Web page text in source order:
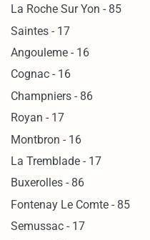
La Roche Sur Yon - 85
Saintes - 17
Angouleme - 16
Cognac - 16
Champniers - 86
Royan - 17
Montbron - 16
La Tremblade - 17
Buxerolles - 86
Fontenay Le Comte - 85
Semussac - 17